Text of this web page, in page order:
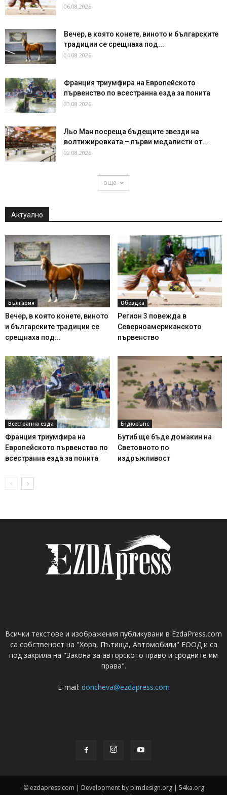
06.08.2026
Вечер, в която конете, виното и българските
традиции се срещнаха под...
04.08.2026
Франция триумфира на Европейското
първенство по всестранна езда за понита
03.08.2026
Льо Ман посреща бъдещите звезди на
волтижировката – първи медалисти от...
02.08.2026
още
Актуално
България
Вечер, в която конете, виното
и българските традиции се
срещнаха под...
Обездка
Регион 3 повежда в
Северноамериканското
първенство
Всестранна езда
Франция триумфира на
Европейското първенство по
всестранна езда за понита
Ендюрънс
Бутиб ще бъде домакин на
Световното по
издръжливост
Всички текстове и изображения публикувани в EzdaPress.com
са собственост на "Хора, Пътища, Автомобили" ЕООД и са
под закрила на "Закона за авторското право и сродните им
права".
E-mail: doncheva@ezdapress.com
© ezdapress.com | Development by pimdesign.org | 54ka.org